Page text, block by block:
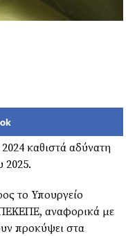
καθιστά αδύνατη
2025.
το Υπουργείο
αναφορικά με
προκύψει στα